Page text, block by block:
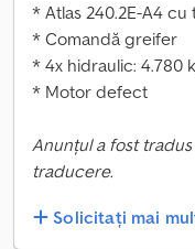
* Atlas 240.2E-A4
* Comandă greifer
* 4x hidraulic: 4.780
* Motor defect
Anunțul a fost
traducere.
Solicitați mai